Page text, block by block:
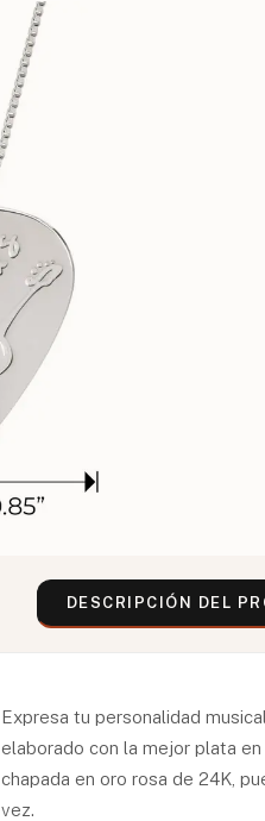
DESCRIPCIÓN DEL
Expresa tu personalidad
elaborado con la mejor plata
chapada en oro rosa de 24K,
vez.